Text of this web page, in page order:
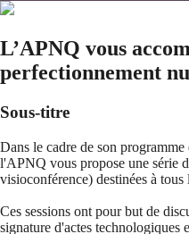
L’APNQ vous
perfectionnement
Sous-titre
Dans le cadre de son
l'APNQ vous propose une série
visioconférence) destinées à tous
Ces sessions ont pour but de
signature d'actes technologiques